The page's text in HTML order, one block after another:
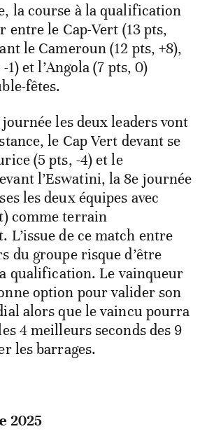
la course à la qualification
entre le Cap-Vert (13 pts,
le Cameroun (12 pts, +8),
et l’Angola (7 pts, 0)
fêtes.
les deux leaders vont
le Cap Vert devant se
(5 pts, -4) et le
l’Eswatini, la 8e journée
les deux équipes avec
comme terrain
L’issue de ce match entre
du groupe risque d’être
qualification. Le vainqueur
option pour valider son
alors que le vaincu pourra
4 meilleurs seconds des 9
les barrages.
2025